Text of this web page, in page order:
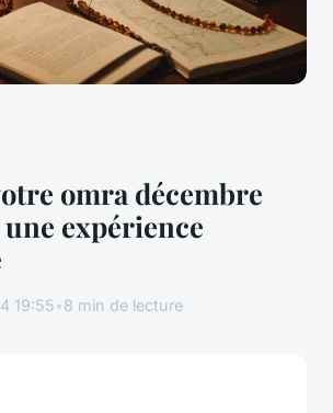
omra décembre
expérience
19:55•8 min de lecture